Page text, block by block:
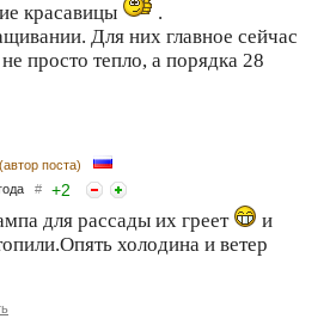
красавицы
.
Для них главное сейчас
просто тепло, а порядка 28
(автор поста)
# +2
для рассады их греет
и
холодина и ветер